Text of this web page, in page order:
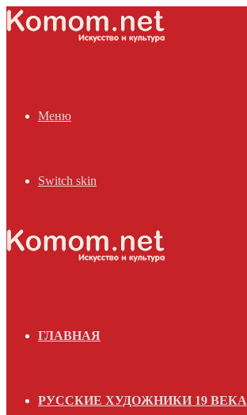
Меню
Switch skin
ГЛАВНАЯ
РУССКИЕ ХУДОЖНИКИ 19 ВЕКА